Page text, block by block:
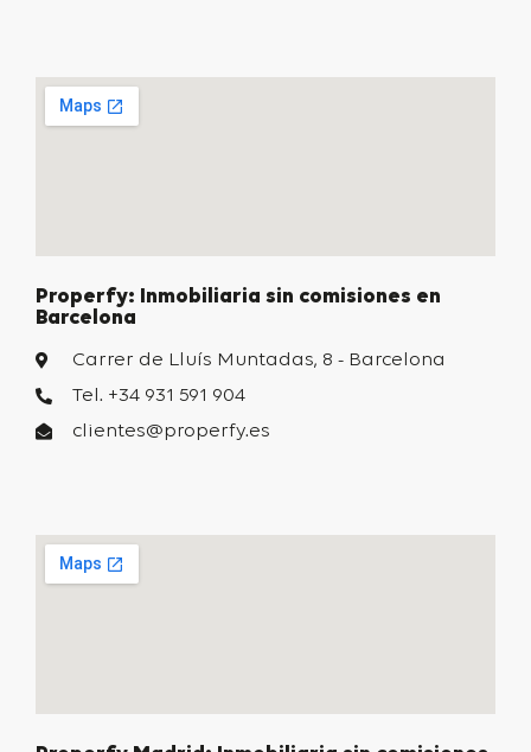
Properfy: Inmobiliaria sin comisiones en
Barcelona
Carrer de Lluís Muntadas, 8 - Barcelona
Tel. +34 931 591 904
clientes@properfy.es